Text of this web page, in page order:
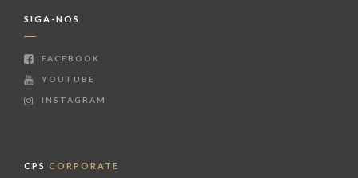
SIGA-NOS
FACEBOOK
YOUTUBE
INSTAGRAM
CPS CORPORATE